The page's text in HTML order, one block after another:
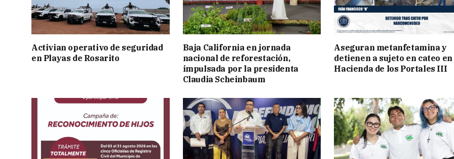
Activian operativo de seguridad
en Playas de Rosarito
Baja California en jornada
nacional de reforestación,
impulsada por la presidenta
Claudia Scheinbaum
Aseguran metanfetamina y
detienen a sujeto en cateo en
Hacienda de los Portales III